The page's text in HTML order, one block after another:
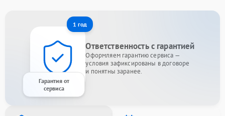
1 год
Гарантия от
сервиса
Ответственность с гарантией
Оформляем гарантию сервиса —
условия зафиксированы в договоре
и понятны заранее.